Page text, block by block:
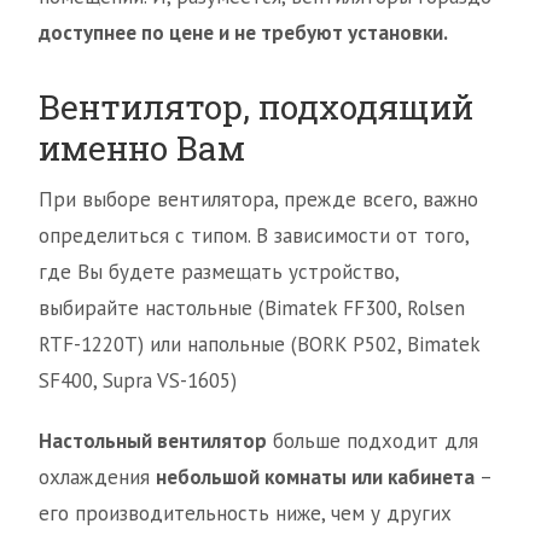
доступнее по цене и не требуют установки.
Вентилятор, подходящий
именно Вам
При выборе вентилятора, прежде всего, важно
определиться с типом. В зависимости от того,
где Вы будете размещать устройство,
выбирайте настольные (Bimatek FF300, Rolsen
RTF-1220T) или напольные (BORK P502, Bimatek
SF400, Supra VS-1605)
Настольный вентилятор больше подходит для
охлаждения небольшой комнаты или кабинета –
его производительность ниже, чем у других